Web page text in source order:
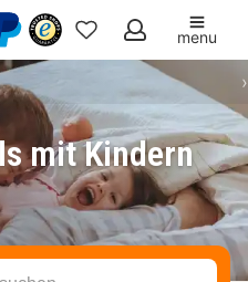
Meine
Favoriten
menu
mit Kindern
Angebote buchen